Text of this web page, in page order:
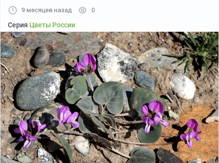
9 месяцев назад 0
Серия Цветы России